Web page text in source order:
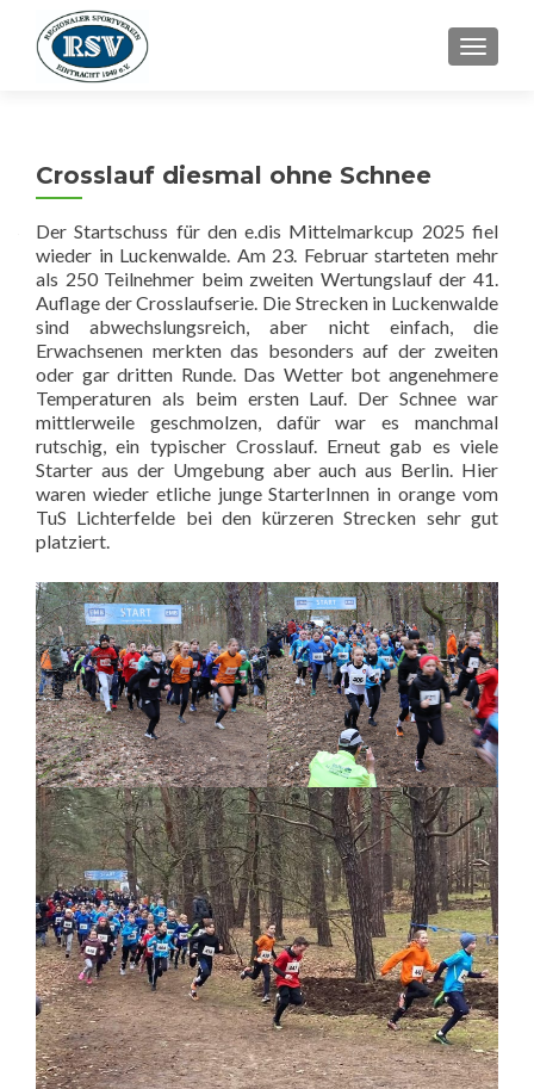
Crosslauf diesmal ohne Schnee
Der Startschuss für den e.dis Mittelmarkcup 2025 fiel
wieder in Luckenwalde. Am 23. Februar starteten mehr
als 250 Teilnehmer beim zweiten Wertungslauf der 41.
Auflage der Crosslaufserie. Die Strecken in Luckenwalde
sind abwechslungsreich, aber nicht einfach, die
Erwachsenen merkten das besonders auf der zweiten
oder gar dritten Runde. Das Wetter bot angenehmere
Temperaturen als beim ersten Lauf. Der Schnee war
mittlerweile geschmolzen, dafür war es manchmal
rutschig, ein typischer Crosslauf. Erneut gab es viele
Starter aus der Umgebung aber auch aus Berlin. Hier
waren wieder etliche junge StarterInnen in orange vom
TuS Lichterfelde bei den kürzeren Strecken sehr gut
platziert.